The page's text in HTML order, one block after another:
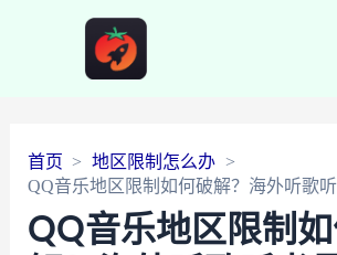
首页
地区限制怎么办
QQ音乐地区限制如何破解？海外听歌
QQ音乐地区限制